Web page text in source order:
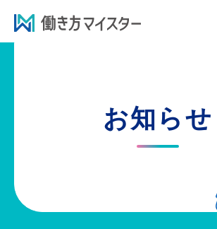
お知らせ